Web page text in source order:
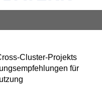
Cluster-Projekts
für